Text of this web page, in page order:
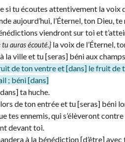
si tu écoutes attentivement la voix
aujourd’hui, l’Éternel, ton Dieu,
viendront sur toi et
tu auras écouté.} la voix de l’Éternel,
la ville et tu [seras] béni aux
de ton ventre et [dans] le fruit
; béni [dans]
ta huche.
de ton entrée et tu [seras] béni
tes ennemis, qui s’élèveront
devant toi.
à la bénédiction [d’être]